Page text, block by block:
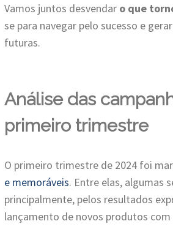
Vamos juntos desvendar o que
se para navegar pelo sucesso e
futuras.
Análise das
primeiro trimestre
O primeiro trimestre de 2024 foi
e memoráveis. Entre elas, algumas
principalmente, pelos resultados
lançamento de novos produtos com